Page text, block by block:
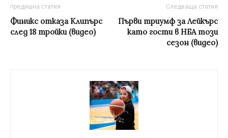
предишна статия
Финикс отказа Клипърс
след 18 тройки (видео)
Следваща статия
Първи триумф за Лейкърс
като гости в НБА този
сезон (видео)